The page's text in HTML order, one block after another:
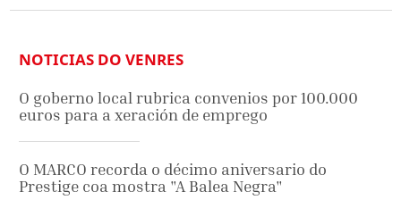
NOTICIAS DO VENRES
O goberno local rubrica convenios por 100.000
euros para a xeración de emprego
O MARCO recorda o décimo aniversario do
Prestige coa mostra "A Balea Negra"